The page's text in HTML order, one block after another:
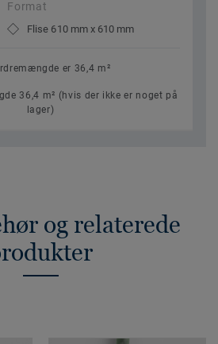
Format
Flise 610 mm x 610 mm
er 36,4 m²
36,4 m² (hvis der ikke er noget på
lager)
og relaterede